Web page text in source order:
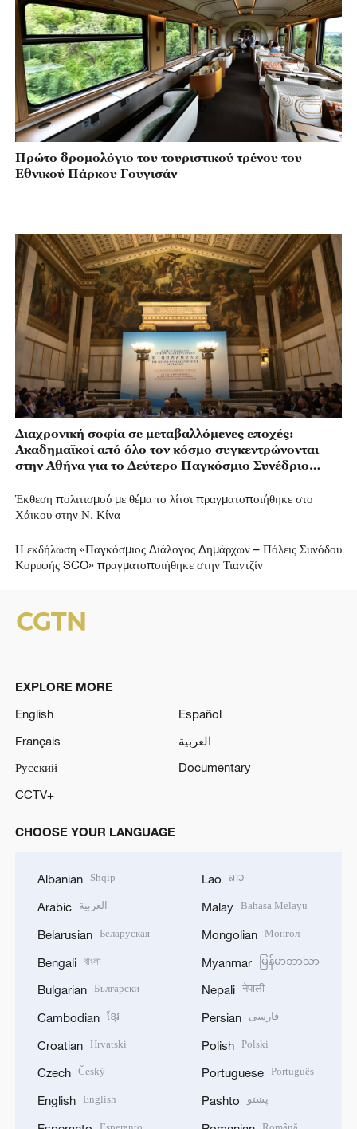
Πρώτο δρομολόγιο του τουριστικού τρένου του
Εθνικού Πάρκου Γουγισάν
Διαχρονική σοφία σε μεταβαλλόμενες εποχές:
Ακαδημαϊκοί από όλο τον κόσμο συγκεντρώνονται
στην Αθήνα για το Δεύτερο Παγκόσμιο Συνέδριο
Έκθεση πολιτισμού με θέμα το λίτσι πραγματοποιήθηκε στο
Χάικου στην Ν. Κίνα
Η εκδήλωση «Παγκόσμιος Διάλογος Δημάρχων – Πόλεις Συνόδου
Κορυφής SCO» πραγματοποιήθηκε στην Τιαντζίν
EXPLORE MORE
English
Español
Français
العربية
Русский
Documentary
CCTV+
CHOOSE YOUR LANGUAGE
Albanian Shqip
Arabic العربية
Belarusian Беларуская
Bengali বাংলা
Bulgarian Български
Cambodian ខ្មែរ
Croatian Hrvatski
Czech Český
English English
Lao ລາວ
Malay Bahasa Melayu
Mongolian Монгол
Myanmar မြန်မာဘာသာ
Nepali नेपाली
Persian فارسی
Polish Polski
Portuguese Português
Pashto پښتو